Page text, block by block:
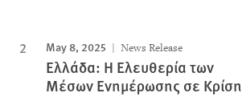
May 8, 2025 News Release
Ελλάδα: Η Ελευθερία των
Μέσων Ενημέρωσης σε Κρίση